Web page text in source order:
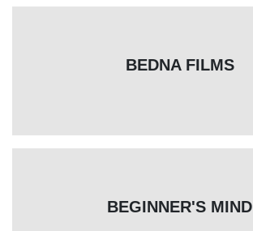
BEDNA FILMS
BEGINNER'S MIND